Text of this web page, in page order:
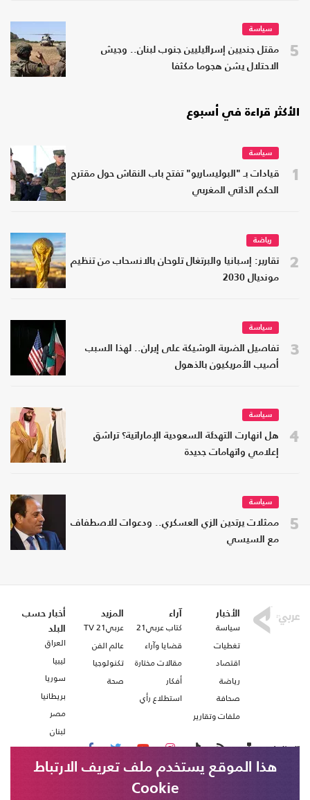
5
سياسة
مقتل جنديين إسرائيليين جنوب لبنان.. وجيش
الاحتلال يشن هجوما مكثفا
الأكثر قراءة في أسبوع
1
سياسة
قيادات بـ "البوليساريو" تفتح باب النقاش حول مقترح
الحكم الذاتي المغربي
2
رياضة
تقارير: إسبانيا والبرتغال تلوحان بالانسحاب من تنظيم
مونديال 2030
3
سياسة
تفاصيل الضربة الوشيكة على إيران.. لهذا السبب
أصيب الأمريكيون بالذهول
4
سياسة
هل انهارت التهدئة السعودية الإماراتية؟ تراشق
إعلامي واتهامات جديدة
5
سياسة
ممثلات يرتدين الزي العسكري.. ودعوات للاصطفاف
مع السيسي
الأخبار
سياسة
تغطيات
اقتصاد
رياضة
صحافة
ملفات وتقارير
آراء
كتاب عربي21
قضايا وآراء
مقالات مختارة
أفكار
استطلاع رأي
المزيد
عربي21 TV
عالم الفن
تكنولوجيا
صحة
أخبار حسب
البلد
العراق
ليبيا
سوريا
بريطانيا
مصر
لبنان
تابعنا على
هذا الموقع يستخدم ملف تعريف الارتباط
Cookie